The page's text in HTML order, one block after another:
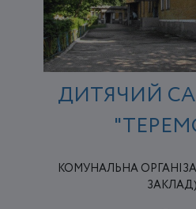
ДИТЯЧИЙ
КОМУНАЛЬНА
ЗАКЛАД)